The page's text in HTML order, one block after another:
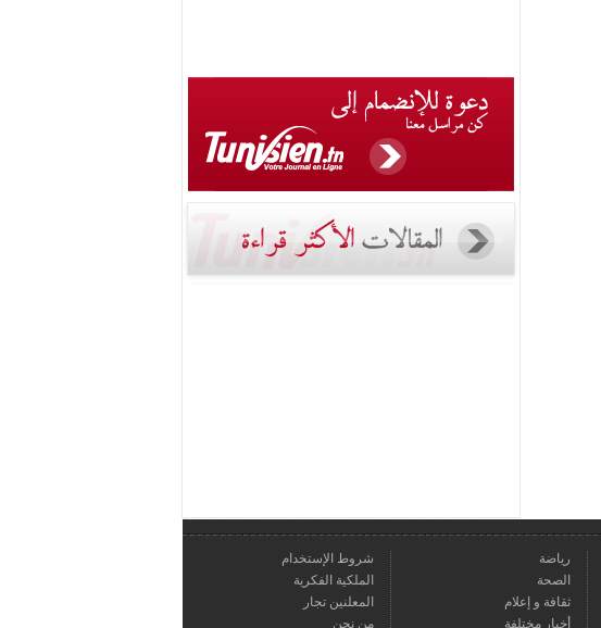
رياضة
الصحة
ثقافة و إعلام
أخبار مختلفة
شروط الإستخدام
الملكية الفكرية
المعلنين تجار
من نحن